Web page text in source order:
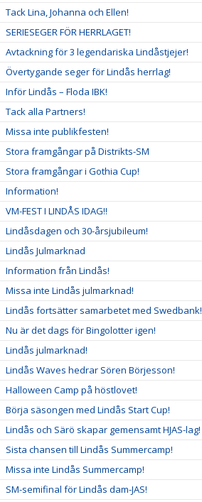
Tack Lina, Johanna och Ellen!
SERIESEGER FÖR HERRLAGET!
Avtackning för 3 legendariska Lindåstjejer!
Övertygande seger för Lindås herrlag!
Inför Lindås – Floda IBK!
Tack alla Partners!
Missa inte publikfesten!
Stora framgångar på Distrikts-SM
Stora framgångar i Gothia Cup!
Information!
VM-FEST I LINDÅS IDAG!!
Lindåsdagen och 30-årsjubileum!
Lindås Julmarknad
Information från Lindås!
Missa inte Lindås julmarknad!
Lindås fortsätter samarbetet med Swedbank!
Nu är det dags för Bingolotter igen!
Lindås julmarknad!
Lindås Waves hedrar Sören Börjesson!
Halloween Camp på höstlovet!
Börja säsongen med Lindås Start Cup!
Lindås och Särö skapar gemensamt HJAS-lag!
Sista chansen till Lindås Summercamp!
Missa inte Lindås Summercamp!
SM-semifinal för Lindås dam-JAS!